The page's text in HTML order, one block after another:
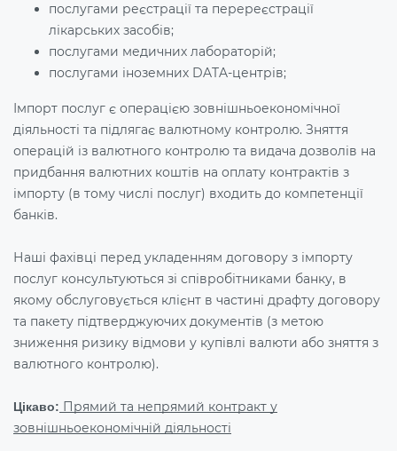
послугами реєстрації та перереєстрації
лікарських засобів;
послугами медичних лабораторій;
послугами іноземних DATA-центрів;
Імпорт послуг є операцією зовнішньоекономічної
діяльності та підлягає валютному контролю. Зняття
операцій із валютного контролю та видача дозволів на
придбання валютних коштів на оплату контрактів з
імпорту (в тому числі послуг) входить до компетенції
банків.
Наші фахівці перед укладенням договору з імпорту
послуг консультуються зі співробітниками банку, в
якому обслуговується клієнт в частині драфту договору
та пакету підтверджуючих документів (з метою
зниження ризику відмови у купівлі валюти або зняття з
валютного контролю).
Цікаво: Прямий та непрямий контракт у
зовнішньоекономічній діяльності